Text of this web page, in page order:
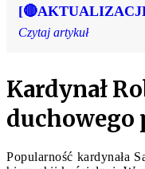
Czytaj artykuł
Kardynał
duchowego
Popularność kardynała